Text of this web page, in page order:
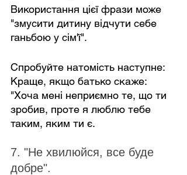
Використання цієї фрази може
"змусити дитину відчути себе
ганьбою у сім'ї".
Спробуйте натомість наступне:
Краще, якщо батько скаже:
"Хоча мені неприємно те, що ти
зробив, проте я люблю тебе
таким, яким ти є.
7. "Не хвилюйся, все буде
добре".